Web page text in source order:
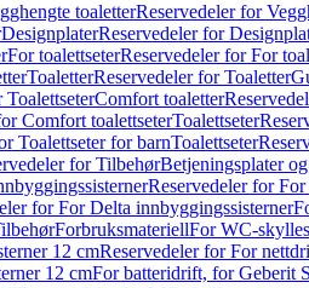
toaletterReservedeler for
DesignplaterReservedeler for
For toalettseterReservedeler for For
ToaletterReservedeler for Toaletter
ToalettseterComfort toaletter
Comfort toalettseterToalettseter
Toalettseter for barnToalettseter
for TilbehørBetjeningsplater
Reservedeler for
for For Delta innbyggingssisterner
ForbruksmateriellFor WC-
12 cmReservedeler for For
12 cmFor batteridrift, for Geberit